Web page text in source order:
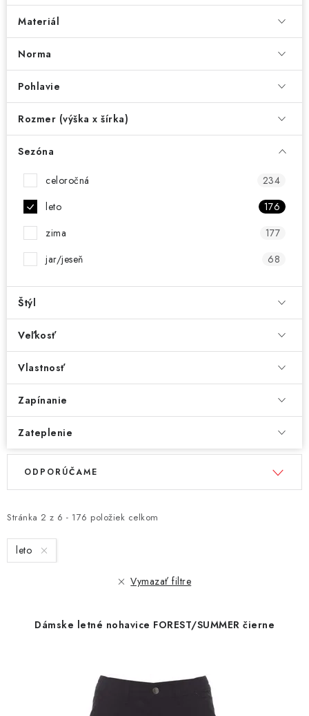
Materiál
Norma
Pohlavie
Rozmer (výška x šírka)
Sezóna
celoročná
234
leto
176
zima
177
jar/jeseň
68
Štýl
Veľkosť
Vlastnosť
Zapínanie
Zateplenie
V
i
s
p
Stránka 2 z 6 - 176 položiek celkom
R
e
n
i
ODPORÚČAME
leto
Vymazať filtre
Dámske letné nohavice FOREST/SUMMER čierne